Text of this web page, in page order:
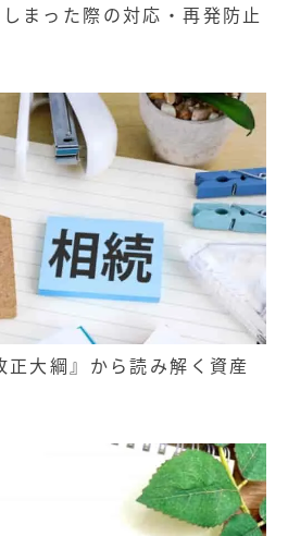
まった際の対応・再発防止
正大綱』から読み解く資産